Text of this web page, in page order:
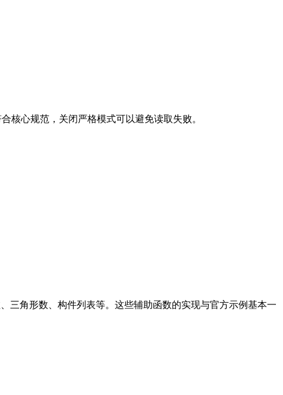
核心规范，关闭严格模式可以避免读取失败。
、三角形数、构件列表等。这些辅助函数的实现与官方示例基本一